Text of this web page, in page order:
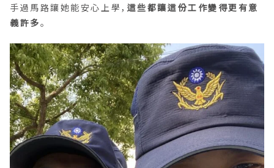
手過馬路讓她能安心上學， 這些都讓這份工作變得更有意
義許多。